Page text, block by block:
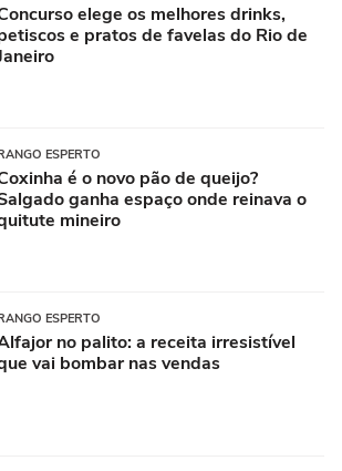
elege os melhores drinks,
e pratos de favelas do Rio de
ESPERTO
é o novo pão de queijo?
ganha espaço onde reinava o
mineiro
ESPERTO
no palito: a receita irresistível
vai bombar nas vendas